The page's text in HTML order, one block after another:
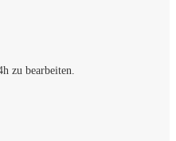
zu bearbeiten.